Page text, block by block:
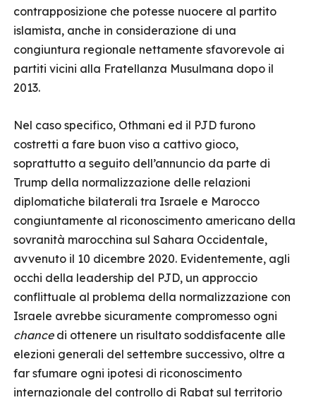
contrapposizione che potesse nuocere al partito
islamista, anche in considerazione di una
congiuntura regionale nettamente sfavorevole ai
partiti vicini alla Fratellanza Musulmana dopo il
2013.
Nel caso specifico, Othmani ed il PJD furono
costretti a fare buon viso a cattivo gioco,
soprattutto a seguito dell’annuncio da parte di
Trump della normalizzazione delle relazioni
diplomatiche bilaterali tra Israele e Marocco
congiuntamente al riconoscimento americano della
sovranità marocchina sul Sahara Occidentale,
avvenuto il 10 dicembre 2020. Evidentemente, agli
occhi della leadership del PJD, un approccio
conflittuale al problema della normalizzazione con
Israele avrebbe sicuramente compromesso ogni
chancedi ottenere un risultato soddisfacente alle
elezioni generali del settembre successivo, oltre a
far sfumare ogni ipotesi di riconoscimento
internazionale del controllo di Rabat sul territorio